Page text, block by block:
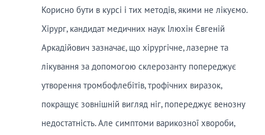
Корисно бути в курсі і тих методів, якими не лікуємо.
Хірург, кандидат медичних наук Ілюхін Євгеній
Аркадійович зазначає, що хірургічне, лазерне та
лікування за допомогою склерозанту попереджує
утворення тромбофлебітів, трофічних виразок,
покращує зовнішній вигляд ніг, попереджує венозну
недостатність. Але симптоми варикозної хвороби,